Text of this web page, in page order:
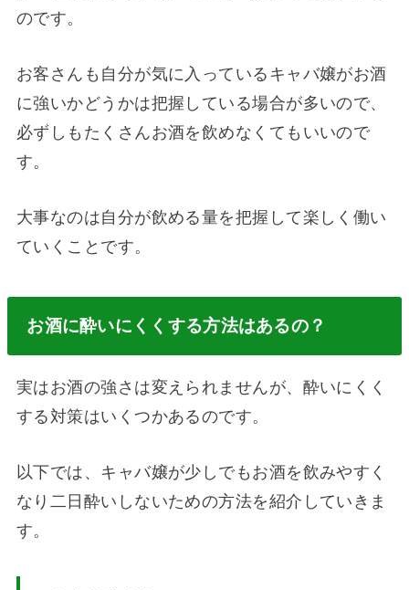
のです。
お客さんも自分が気に入っているキャバ嬢がお酒
に強いかどうかは把握している場合が多いので、
必ずしもたくさんお酒を飲めなくてもいいので
す。
大事なのは自分が飲める量を把握して楽しく働い
ていくことです。
お酒に酔いにくくする方法はあるの？
実はお酒の強さは変えられませんが、酔いにくく
する対策はいくつかあるのです。
以下では、キャバ嬢が少しでもお酒を飲みやすく
なり二日酔いしないための方法を紹介していきま
す。